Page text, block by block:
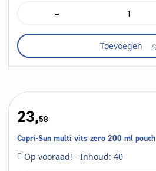
-
Appelsientje
appelsap
33
cl
Toevoegen
23,58
Capri-Sun multi vits zero 200 ml pouch
Op vooraad! - Inhoud: 40